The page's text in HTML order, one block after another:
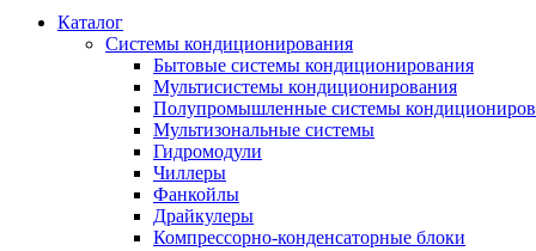
Каталог
Системы кондиционирования
Бытовые системы кондиционирования
Мультисистемы кондиционирования
Полупромышленные системы
Мультизональные системы
Гидромодули
Чиллеры
Фанкойлы
Драйкулеры
Компрессорно-конденсаторные блоки